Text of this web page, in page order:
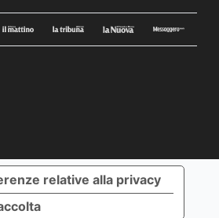
relative alla privacy